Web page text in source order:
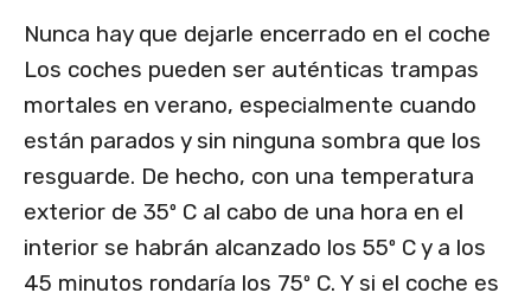
Nunca hay que dejarle encerrado en el coche
Los coches pueden ser auténticas trampas
mortales en verano, especialmente cuando
están parados y sin ninguna sombra que los
resguarde. De hecho, con una temperatura
exterior de 35º C al cabo de una hora en el
interior se habrán alcanzado los 55º C y a los
45 minutos rondaría los 75º C. Y si el coche es